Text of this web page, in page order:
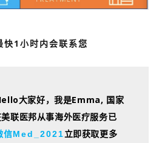
快1小时内会联系您
大家好，我是Emma, 国家
联医邦从事海外医疗服务已
信Med_2021立即获取更多